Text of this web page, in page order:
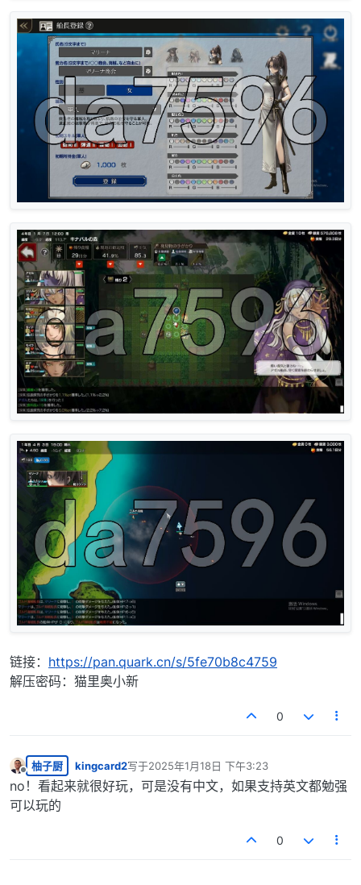
链接： https://pan.quark.cn/s/5fe70b8c4759
解压密码：猫里奥小新
0
离线
柚子厨 kingcard2写于2025年1月18日 下午3:23
最后由 编辑
no！看起来就很好玩，可是没有中文，如果支持英文都勉强
可以玩的
0